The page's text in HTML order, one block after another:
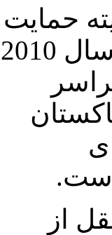
حمایت
است.
از